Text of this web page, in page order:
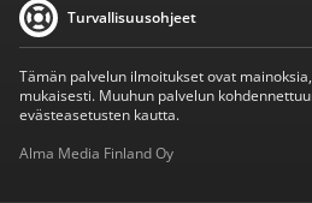
Turvallisuusohjeet
Tämän palvelun ilmoitukset ovat
mukaisesti. Muuhun palvelun
evästeasetusten kautta.
Alma Media Finland Oy